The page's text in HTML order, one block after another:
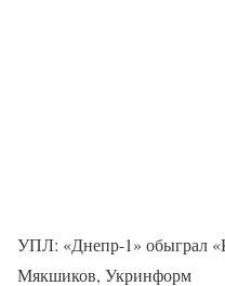
УПЛ: «Днепр-1» обыграл
Мякшиков, Укринформ